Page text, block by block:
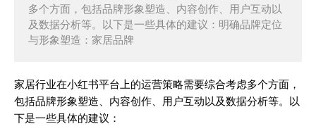
多个方面，包括品牌形象塑造、内容创作、用户互动以
及数据分析等。以下是一些具体的建议：明确品牌定位
与形象塑造：家居品牌
家居行业在小红书平台上的运营策略需要综合考虑多个方面，
包括品牌形象塑造、内容创作、用户互动以及数据分析等。以
下是一些具体的建议：